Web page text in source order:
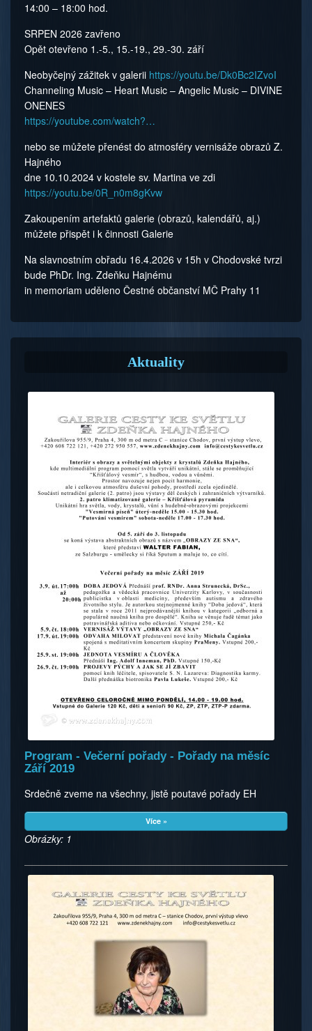
14:00 – 18:00 hod.
SRPEN 2026 zavřeno
Opět otevřeno 1.-5., 15.-19., 29.-30. září
Neobyčejný zážitek v galerii https://youtu.be/Dk0Bc2IZvoI
Channeling Music – Heart Music – Angelic Music – DIVINE
ONENES
https://youtube.com/watch?…
nebo se můžete přenést do atmosféry vernisáže obrazů Z.
Hajného
dne 10.10.2024 v kos­tele sv. Martina ve zdi
https://youtu.be/0R_n0m8gKvw
Zakoupením artefaktů galerie (obrazů, kalendářů, aj.)
můžete přispět i k činnosti Galerie
Na slavnostním obřadu 16.4.2026 v 15h v Chodovské tvrzi
bude PhDr. Ing. Zdeňku Hajnému
in memoriam uděleno Čestné občanství MČ Prahy 11
Aktuality
Program - Večerní pořady - Pořady na měsíc
Září 2019
Srdečně zveme na všechny, jistě poutavé pořady EH
Více »
Obrázky: 1